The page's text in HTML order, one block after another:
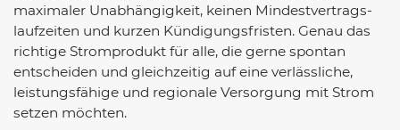
maximaler Unabhängigkeit, keinen Mindestvertrags­
laufzeiten und kurzen Kündigungsfristen. Genau das
richtige Stromprodukt für alle, die gerne spontan
entscheiden und gleichzeitig auf eine verlässliche,
leistungsfähige und regionale Versorgung mit Strom
setzen möchten.